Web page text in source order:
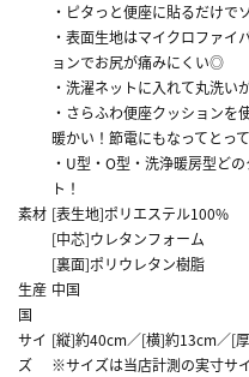
・ピタっと便座に貼るだけ
・表面生地はマイクロファイ
ョンでお尻が痛みにくい◎
・洗濯ネットに入れて丸洗い
・さらふわ便座クッションを
暖かい！節電にもなってとって
・U型・O型・洗浄暖房型ど
ト！
素材 [表生地]ポリエステル100%
[中芯]ウレタンフォーム
[裏面]ポリウレタン樹脂
生産
国
中国
サイ
ズ
[縦]約40cm／[横]約13cm／[
※サイズは当店計測の実寸サ